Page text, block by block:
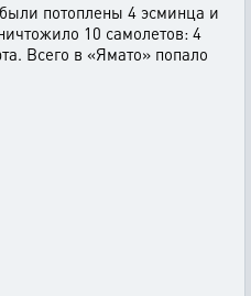
потоплены 4 эсминца и
10 самолетов: 4
Всего в «Ямато» попало